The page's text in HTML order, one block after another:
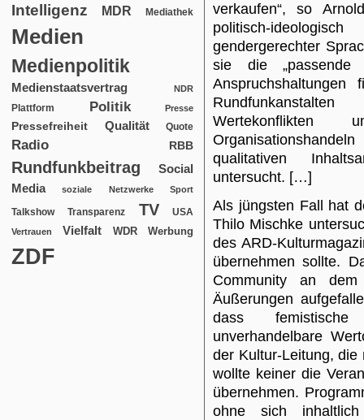
Intelligenz
MDR Mediathek
Medien
Medienpolitik
Medienstaatsvertrag NDR
Plattform Politik Presse
Pressefreiheit Qualität Quote
Radio RBB
Rundfunkbeitrag
Social
Media
soziale Netzwerke Sport
Talkshow Transparenz TV USA
Vertrauen Vielfalt WDR Werbung
ZDF
verkaufen“, so
politisch-
gendergerechter
sie die „passende
Anspruchshaltungen
qualitativen
untersucht. […]
Als jüngsten Fall hat
Thilo Mischke
des ARD-
übernehmen sollte.
Community an
Äußerungen
dass
unverhandelbare
der Kultur-Leitung,
wollte keiner die
übernehmen.
ohne sich